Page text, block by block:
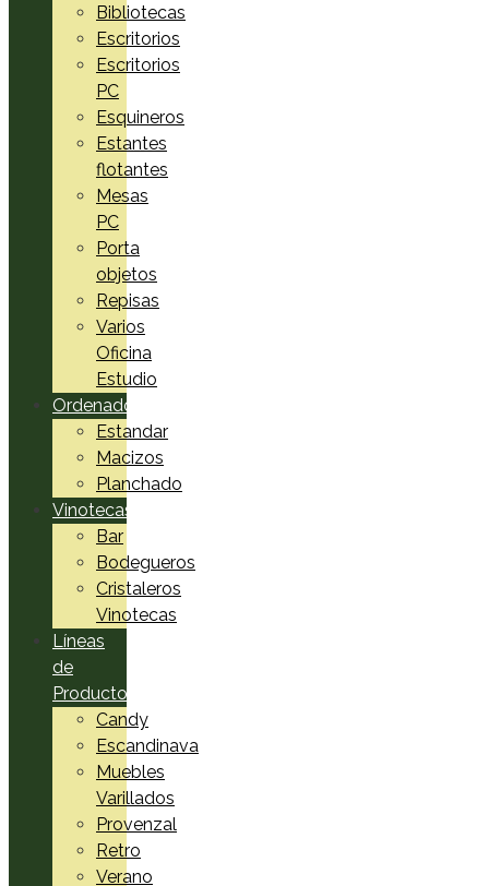
Bibliotecas
Escritorios
Escritorios
PC
Esquineros
Estantes
flotantes
Mesas
PC
Porta
objetos
Repisas
Varios
Oficina
Estudio
Ordenadores
Estandar
Macizos
Planchado
Vinotecas
Bar
Bodegueros
Cristaleros
Vinotecas
Líneas
de
Productos
Candy
Escandinava
Muebles
Varillados
Provenzal
Retro
Verano